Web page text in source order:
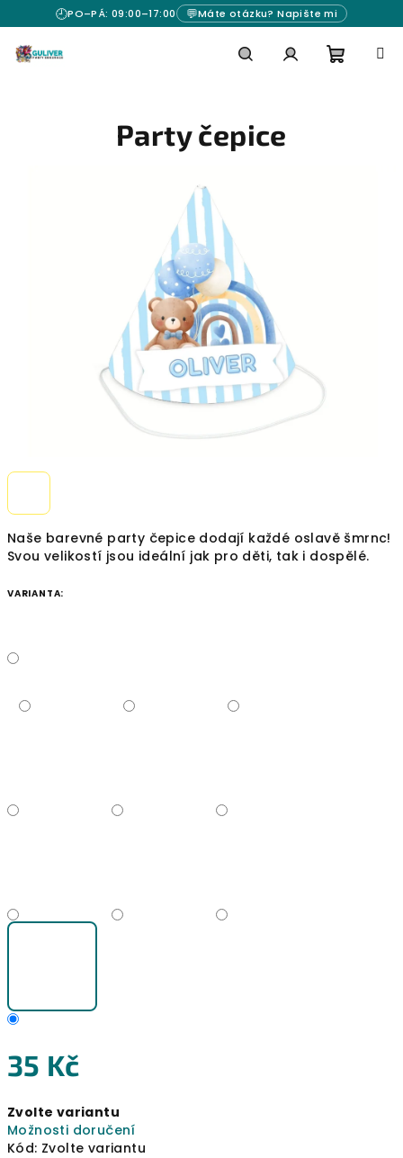
na
obsah
🕘PO–PÁ: 09:00–17:00 💬Máte otázku? Napište mi
Naše barevné party čepice dodají každé oslavě šmrnc!
Svou velikostí jsou ideální jak pro děti, tak i dospělé.
VARIANTA:
35 Kč
cena:
Zvolte variantu
Možnosti doručení
Kód: Zvolte variantu
Party čepice